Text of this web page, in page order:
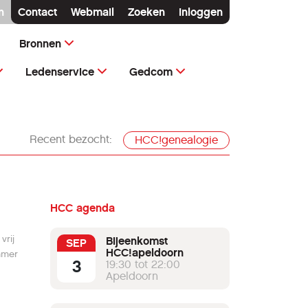
Contact Webmail Zoeken Inloggen
Bronnen
Ledenservice Gedcom
Recent bezocht: HCC!genealogie
HCC agenda
SEP
3
Bijeenkomst
HCC!apeldoorn
19:30 tot 22:00
Apeldoorn